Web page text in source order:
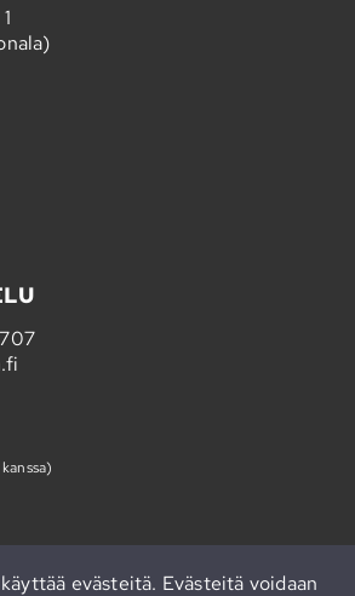
evästeitä. Evästeitä voidaan